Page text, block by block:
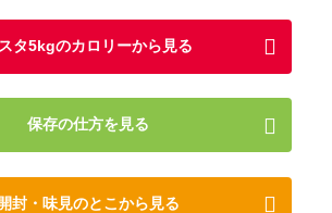
タ5kgのカロリーから見る
保存の仕方を見る
封・味見のとこから見る